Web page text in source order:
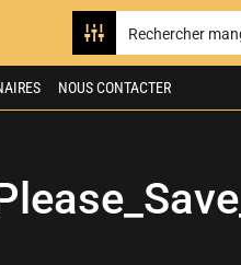
NOUS CONTACTER